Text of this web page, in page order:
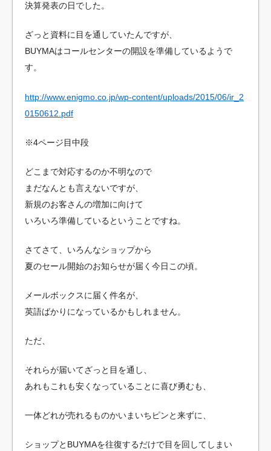
決算発表の日でした。
ざっと資料に目を通していたんですが、
BUYMAはコールセンターの開設を準備しているようで
す。
http://www.enigmo.co.jp/wp-content/uploads/2015/06/ir_2
0150612.pdf
※4ページ目中段
どこまで対応するのか不明なので
まだなんとも言えないですが、
新規のお客さんの増加に向けて
いろいろ準備しているということですね。
さてさて、いろんなショップから
夏のセール開始のお知らせが届く今日この頃。
メールボックスに届く件名が、
英語ばかりになっているかもしれません。
ただ、
それらが届いてざっと目を通し、
あれもこれも安くなっていることに喜び勇むも、
一体どれが売れるものかいまいちピンと来ずに、
ショップとBUYMAを往復するだけで目を回してしまい